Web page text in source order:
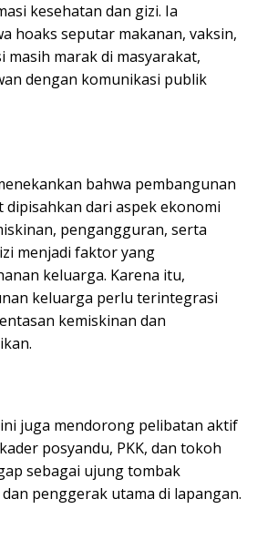
kesehatan dan gizi. Ia
hoaks seputar makanan, vaksin,
marak di masyarakat,
dengan komunikasi publik
bahwa pembangunan
dipisahkan dari aspek ekonomi
pengangguran, serta
menjadi faktor yang
keluarga. Karena itu,
keluarga perlu terintegrasi
kemiskinan dan
juga mendorong pelibatan aktif
posyandu, PKK, dan tokoh
sebagai ujung tombak
penggerak utama di lapangan.